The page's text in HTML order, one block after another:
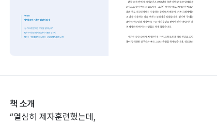
책 소개
“열심히 제자훈련했는데,